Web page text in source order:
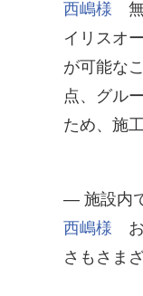
西嶋様 無
イリスオ
が可能な
点、グル
ため、施
― 施設内
西嶋様 お
さもさま